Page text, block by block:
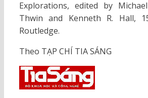
Explorations, edited by
Thwin and Kenneth R. Hall,
Routledge.
Theo TẠP CHÍ TIA SÁNG